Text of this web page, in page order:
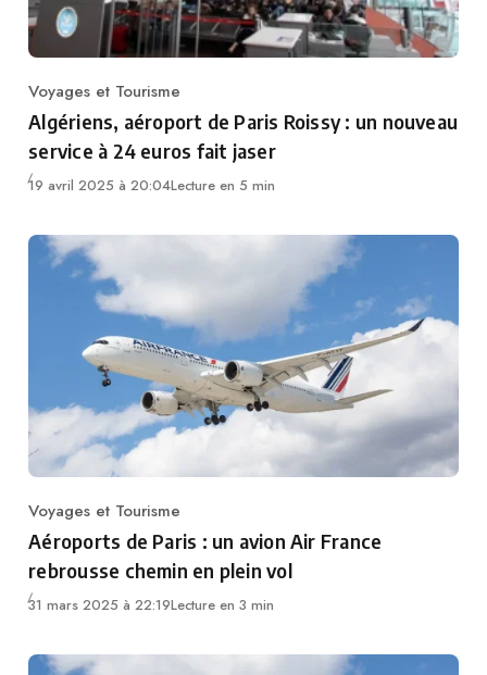
Category
Voyages et Tourisme
Algériens, aéroport de Paris Roissy : un nouveau
service à 24 euros fait jaser
19 avril 2025 à 20:04Lecture en 5 min
Category
Voyages et Tourisme
Aéroports de Paris : un avion Air France
rebrousse chemin en plein vol
31 mars 2025 à 22:19Lecture en 3 min